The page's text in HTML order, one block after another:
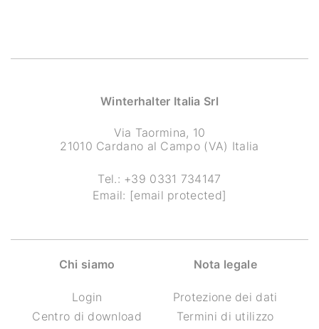
Winterhalter Italia Srl
Via Taormina, 10
21010 Cardano al Campo (VA) Italia
Tel.: +39 0331 734147
Email: [email protected]
Chi siamo
Login
Centro di download
Nota legale
Protezione dei dati
Termini di utilizzo